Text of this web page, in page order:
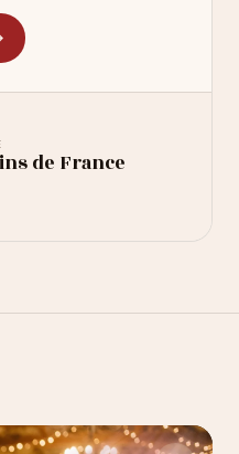
de France